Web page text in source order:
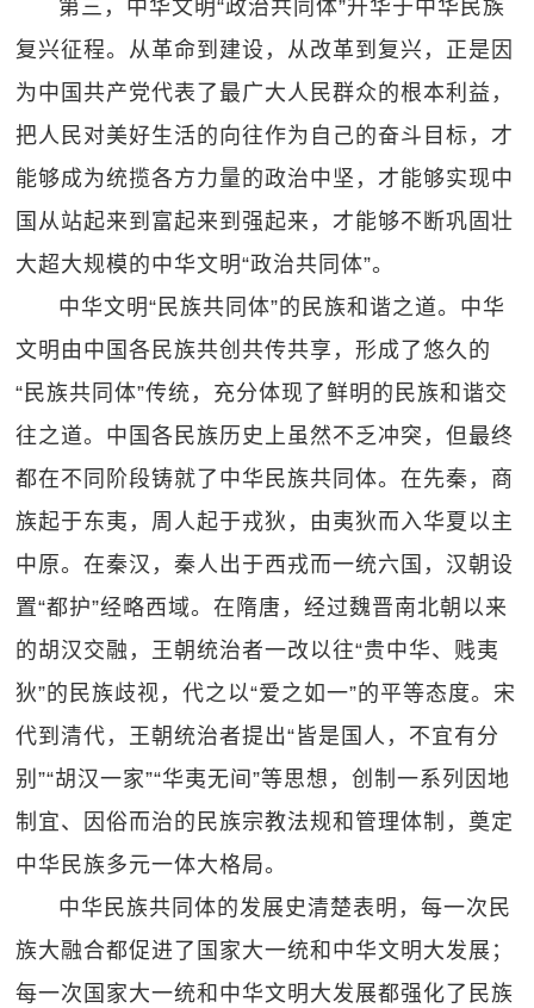
第三，中华文明“政治共同体”升华于中华民族
复兴征程。从革命到建设，从改革到复兴，正是因
为中国共产党代表了最广大人民群众的根本利益，
把人民对美好生活的向往作为自己的奋斗目标，才
能够成为统揽各方力量的政治中坚，才能够实现中
国从站起来到富起来到强起来，才能够不断巩固壮
大超大规模的中华文明“政治共同体”。
中华文明“民族共同体”的民族和谐之道。中华
文明由中国各民族共创共传共享，形成了悠久的
“民族共同体”传统，充分体现了鲜明的民族和谐交
往之道。中国各民族历史上虽然不乏冲突，但最终
都在不同阶段铸就了中华民族共同体。在先秦，商
族起于东夷，周人起于戎狄，由夷狄而入华夏以主
中原。在秦汉，秦人出于西戎而一统六国，汉朝设
置“都护”经略西域。在隋唐，经过魏晋南北朝以来
的胡汉交融，王朝统治者一改以往“贵中华、贱夷
狄”的民族歧视，代之以“爱之如一”的平等态度。宋
代到清代，王朝统治者提出“皆是国人，不宜有分
别”“胡汉一家”“华夷无间”等思想，创制一系列因地
制宜、因俗而治的民族宗教法规和管理体制，奠定
中华民族多元一体大格局。
中华民族共同体的发展史清楚表明，每一次民
族大融合都促进了国家大一统和中华文明大发展；
每一次国家大一统和中华文明大发展都强化了民族